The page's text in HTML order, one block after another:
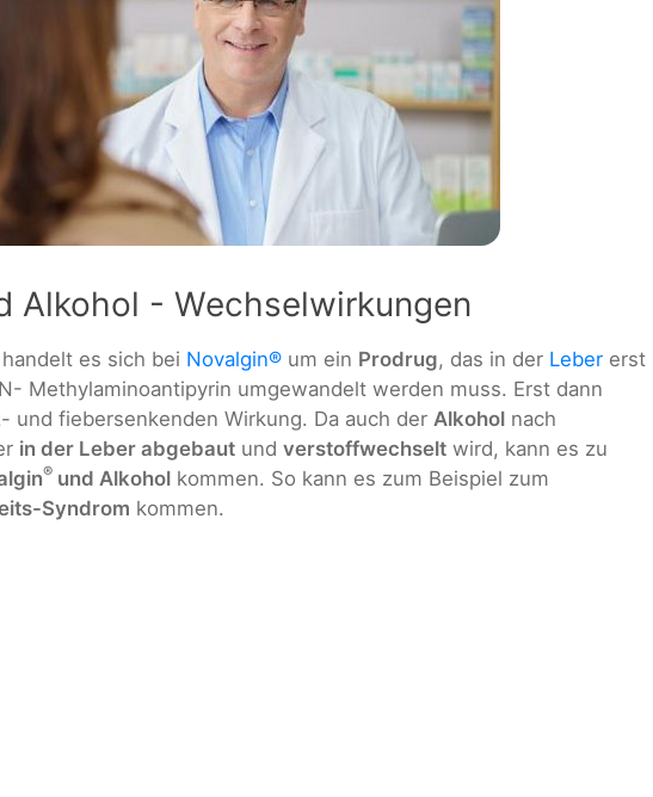
Alkohol - Wechselwirkungen
es sich bei Novalgin® um ein Prodrug, das in der Leber erst
Methylaminoantipyrin umgewandelt werden muss. Erst dann
und fiebersenkenden Wirkung. Da auch der Alkohol nach
in der Leber abgebaut und verstoffwechselt wird, kann es zu
® und Alkohol kommen. So kann es zum Beispiel zum
Syndrom kommen.